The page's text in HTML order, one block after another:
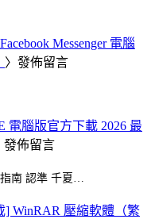
Facebook Messenger 電腦
〉發佈留言
電腦版官方下載 2026 最
發佈留言
南 認準 千夏…
] WinRAR 壓縮軟體（繁